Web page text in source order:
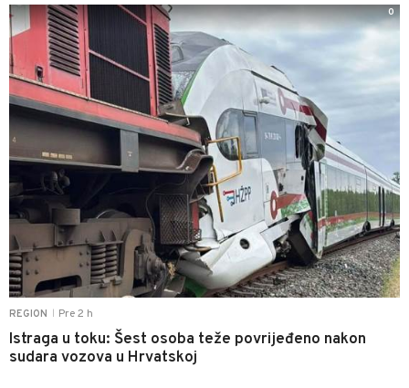
REGION Pre 2 h
Istraga u toku: Šest osoba teže povrijeđeno nakon
sudara vozova u Hrvatskoj
0